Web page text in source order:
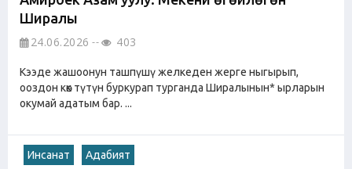
Ширалы
24.06.2026 403
Кээде жашоонун ташпүшү желкеден жерге ныгырып,
ооздон көк түтүн буркурап турганда Ширалынын* ырларын
окумай адатым бар. ...
Инсанат Адабият